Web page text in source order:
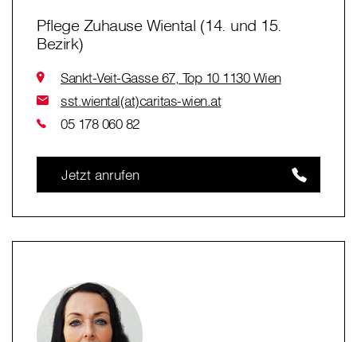
Pflege Zuhause Wiental (14. und 15.
Bezirk)
Sankt-Veit-Gasse 67, Top 10 1130 Wien
sst.wiental(at)caritas-wien.at
05 178 060 82
Jetzt anrufen